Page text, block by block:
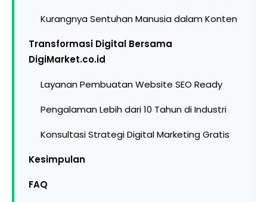
Kurangnya Sentuhan Manusia dalam Konten
Transformasi Digital Bersama
DigiMarket.co.id
Layanan Pembuatan Website SEO Ready
Pengalaman Lebih dari 10 Tahun di Industri
Konsultasi Strategi Digital Marketing Gratis
Kesimpulan
FAQ